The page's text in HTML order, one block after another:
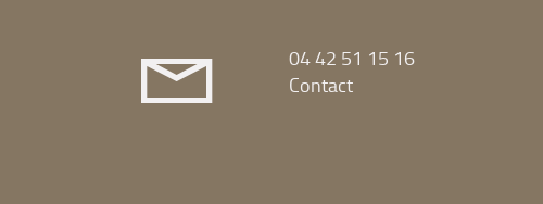
04 42 51 15 16
Contact